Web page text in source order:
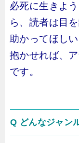
必死に生きよ
ら、読者は目
助かってほし
抱かせれば、
です。
Q どんなジャン